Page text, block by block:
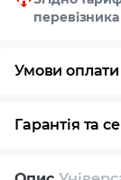
перевізника
Умови оплати
Гарантія та